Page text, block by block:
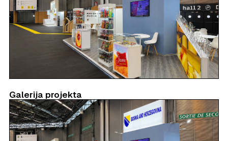
Galerija projekta